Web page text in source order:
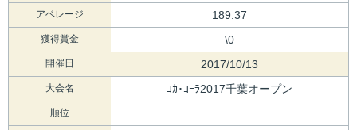
アベレージ 189.37
獲得賞金 \0
開催日 2017/10/13
大会名 ｺｶ･ｺｰﾗ2017千葉オープン
順位